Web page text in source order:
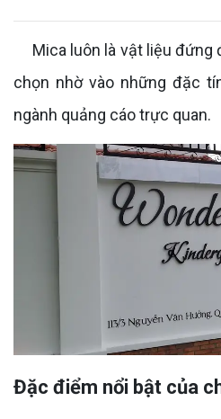
Mica luôn là vật liệu đứng
chọn nhờ vào những đặc
ngành quảng cáo trực quan.
Đặc điểm nổi bật của